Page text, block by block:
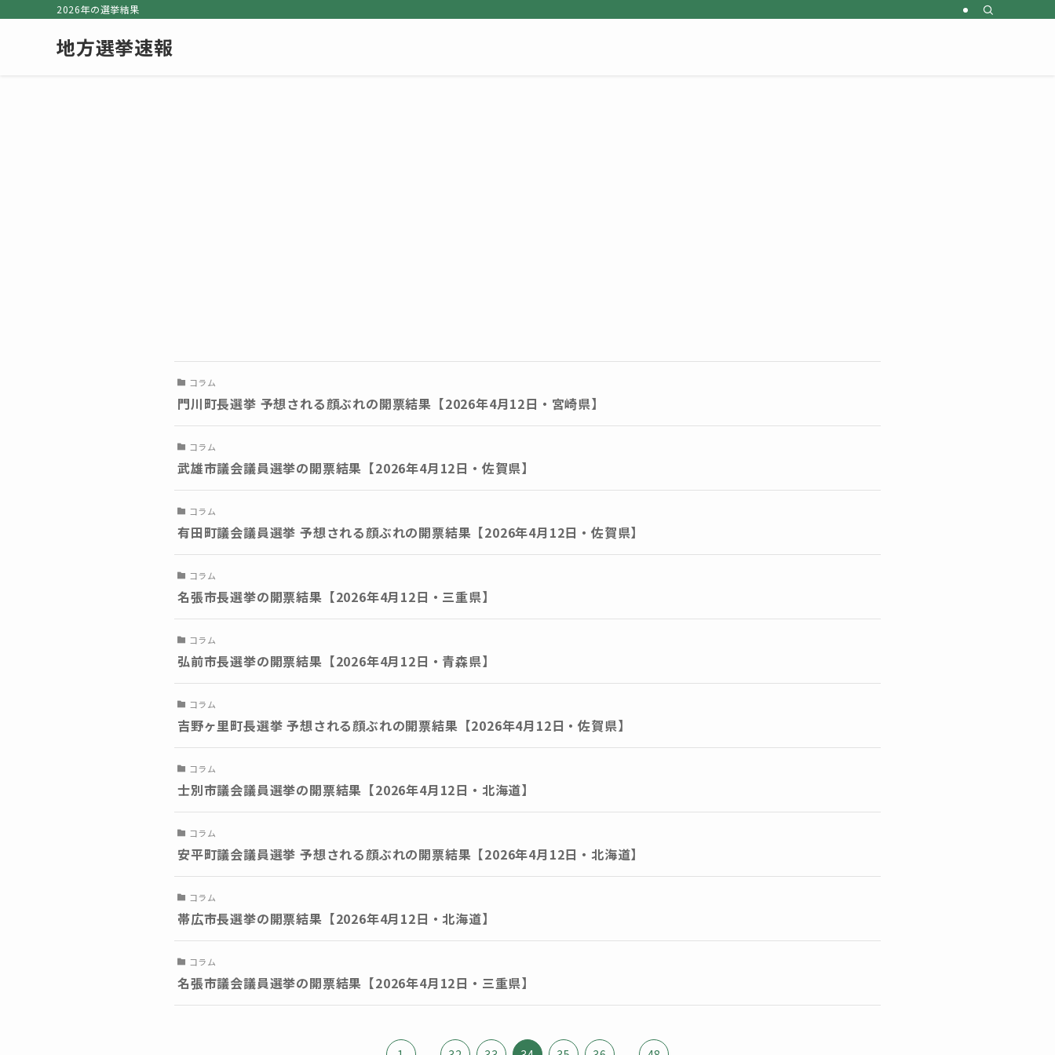
2026年の選挙結果
地方選挙速報
コラム
門川町長選挙 予想される顔ぶれの開票結果【2026年4月12日・宮崎県】
コラム
武雄市議会議員選挙の開票結果【2026年4月12日・佐賀県】
コラム
有田町議会議員選挙 予想される顔ぶれの開票結果【2026年4月12日・佐賀県】
コラム
名張市長選挙の開票結果【2026年4月12日・三重県】
コラム
弘前市長選挙の開票結果【2026年4月12日・青森県】
コラム
吉野ヶ里町長選挙 予想される顔ぶれの開票結果【2026年4月12日・佐賀県】
コラム
士別市議会議員選挙の開票結果【2026年4月12日・北海道】
コラム
安平町議会議員選挙 予想される顔ぶれの開票結果【2026年4月12日・北海道】
コラム
帯広市長選挙の開票結果【2026年4月12日・北海道】
コラム
名張市議会議員選挙の開票結果【2026年4月12日・三重県】